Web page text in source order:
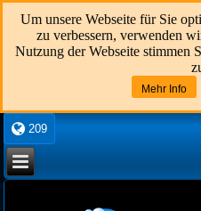
Um unsere Webseite für Sie
zu verbessern, verwenden
Nutzung der Webseite stimmen
Mehr Info
209